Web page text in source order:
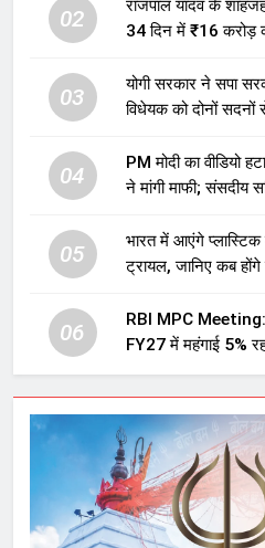
02
राजपाल यादव के
34 दिन में ₹16 करोड़
03
योगी सरकार ने सपा
विधेयक को दोनों सदनों
04
PM मोदी का वीडियो
ने मांगी माफी; संसदीय
05
भारत में आएंगे
ट्रायल, जानिए कब होंगे
06
RBI MPC Meeting:
FY27 में महंगाई 5%
अलर्ट